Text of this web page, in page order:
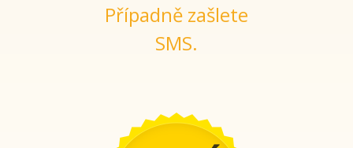
Případně zašlete
SMS.